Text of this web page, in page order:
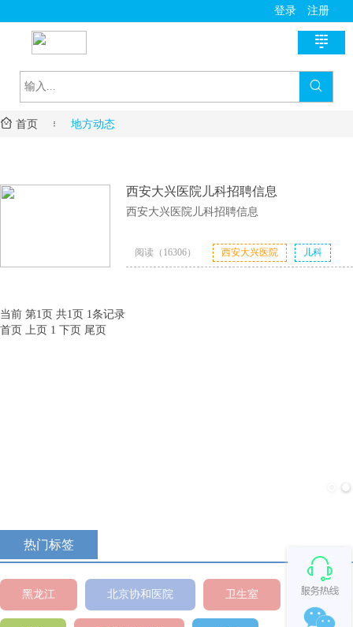
登录 注册


首页
新医讯
药房明星
资料学习
慢病管理
 首页  地方动态
西安大兴医院儿科招聘信息
西安大兴医院儿科招聘信息
阅读（16306） 西安大兴医院 儿科
当前 第1页 共1页 1条记录
首页 上页 1 下页 尾页
热门标签
黑龙江 北京协和医院 卫生室